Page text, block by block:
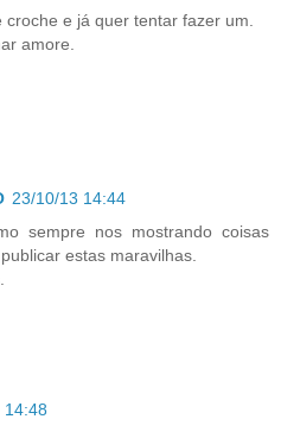
e já quer tentar fazer um.
amore.
23/10/13 14:44
sempre nos mostrando coisas
estas maravilhas.
14:48